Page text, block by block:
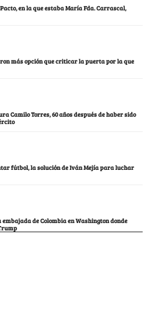
en la que estaba María Fda. Carrascal,
más opción que criticar la puerta por la que
Camilo Torres, 60 años después de haber sido
fútbol, la solución de Iván Mejía para luchar
embajada de Colombia en Washington donde